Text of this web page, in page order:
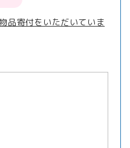
品寄付をいただいていま